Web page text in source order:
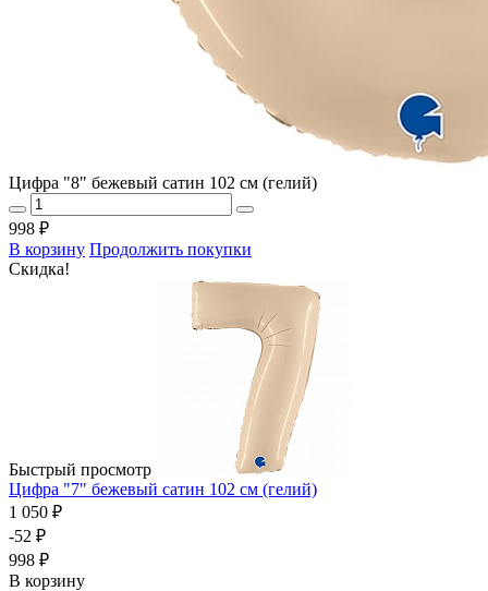
Цифра "8" бежевый сатин 102 см (гелий)
998 ₽
В корзину Продолжить покупки
Скидка!
Быстрый просмотр
Цифра "7" бежевый сатин 102 см (гелий)
1 050 ₽
-52 ₽
998 ₽
В корзину